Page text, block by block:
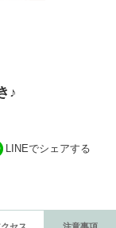
♪
LINEでシェアする